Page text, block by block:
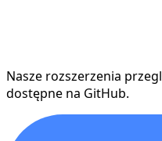
Nasze rozszerzenia
dostępne na GitHub.